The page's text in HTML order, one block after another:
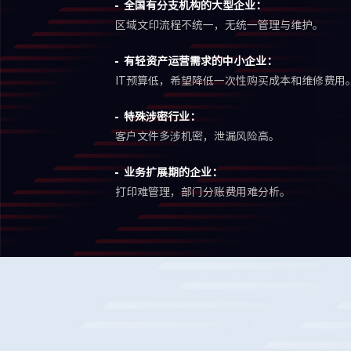
全国有分支机构的大型企业：
区域文印流程不统一，无统一管理与维护。
有轻资产运营需求的中小企业：
IT预算低，希望降低一次性购买成本和维修费用
特殊涉密行业：
客户文件多涉机密，泄漏风险高。
业务扩展期的企业：
打印难管理，部门分账费用难分析。